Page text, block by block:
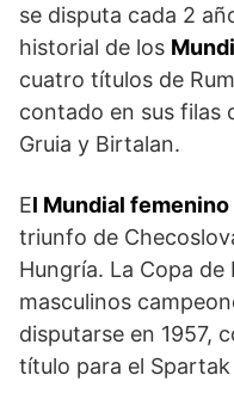
se disputa cada 2
historial de los
cuatro títulos de
con­tado en sus filas
Gruia y Birtalan.
El Mundial
triun­fo de
Hungría. La Copa de
masculinos
disputarse en 1957,
título para el Spartak